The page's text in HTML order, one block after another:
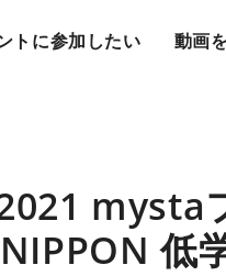
トに参加したい 動画
mysta
低